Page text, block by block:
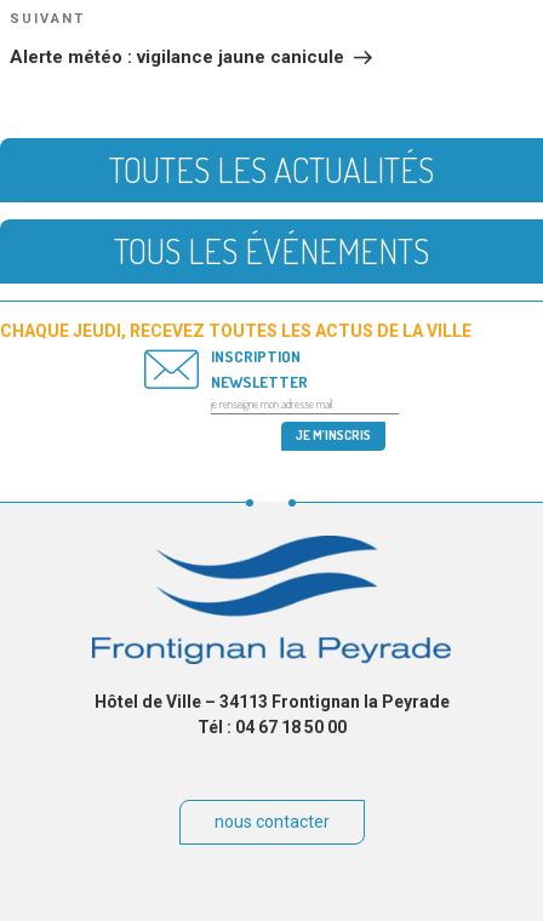
Article
SUIVANT
Alerte météo : vigilance jaune canicule
TOUTES LES ACTUALITÉS
TOUS LES ÉVÉNEMENTS
CHAQUE JEUDI, RECEVEZ TOUTES LES ACTUS DE LA VILLE
INSCRIPTION
NEWSLETTER
Hôtel de Ville – 34113 Frontignan la Peyrade
Tél : 04 67 18 50 00
nous contacter